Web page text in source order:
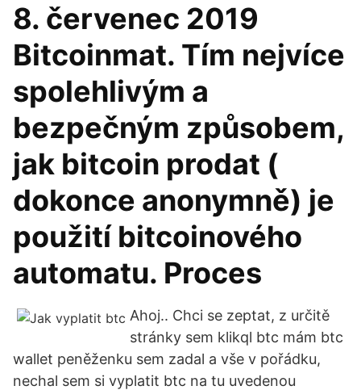
8. červenec 2019
Bitcoinmat. Tím nejvíce
spolehlivým a
bezpečným způsobem,
jak bitcoin prodat (
dokonce anonymně) je
použití bitcoinového
automatu. Proces
Ahoj.. Chci se zeptat, z určitě
stránky sem klikql btc mám btc
wallet peněženku sem zadal a vše v pořádku,
nechal sem si vyplatit btc na tu uvedenou